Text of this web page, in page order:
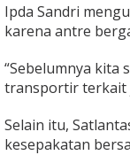
E
m
a
a
g
T
Ipda Sandri
karena antre
“Sebelumnya kita
transportir terkait
Selain itu,
kesepakatan